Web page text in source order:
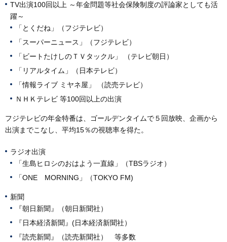
TV出演100回以上 ～年金問題等社会保険制度の評論家としても活
躍～
「とくだね」（フジテレビ）
「スーパーニュース」（フジテレビ）
「ビートたけしのＴＶタックル」 （テレビ朝日）
「リアルタイム」（日本テレビ）
「情報ライブ ミヤネ屋」 （読売テレビ）
ＮＨＫテレビ 等100回以上の出演
フジテレビの年金特番は、ゴールデンタイムで５回放映、企画から
出演までこなし、平均15％の視聴率を得た。
ラジオ出演
「生島ヒロシのおはよう一直線」（TBSラジオ）
「ONE MORNING」（TOKYO FM)
新聞
『朝日新聞』（朝日新聞社）
『日本経済新聞』(日本経済新聞社）
『読売新聞』（読売新聞社） 等多数